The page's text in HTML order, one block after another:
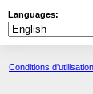
Languages:
Conditions